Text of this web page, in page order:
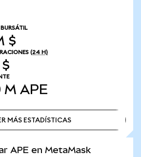
$
(24 H)
M APE
MÁS ESTADÍSTICAS
APE en MetaMask